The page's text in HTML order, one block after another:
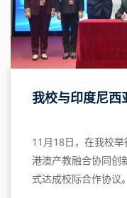
我校与印度尼西
11月18日，在我校
港澳产教融合协同创
式达成校际合作协议